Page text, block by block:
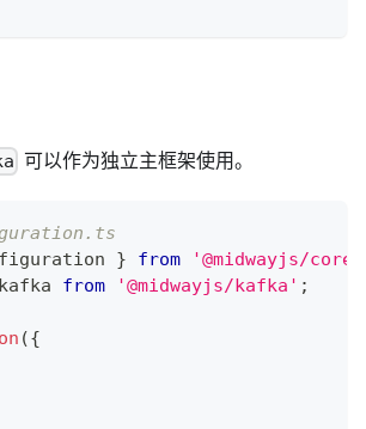
可以作为独立主框架使用。
} from '@midwayjs/core'
from '@midwayjs/kafka' ;
({